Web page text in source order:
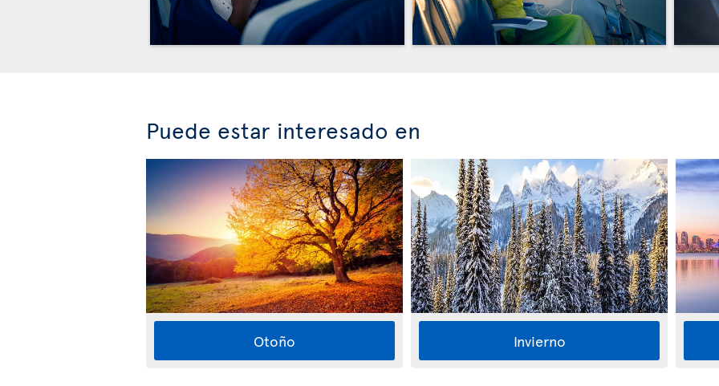
Puede estar interesado en
Otoño Invierno